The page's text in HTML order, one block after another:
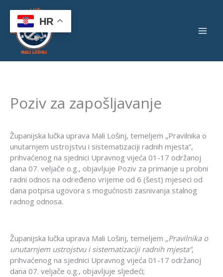
content
Poziv za zapošljavanje
Županijska lučka uprava Mali Lošinj, temeljem „Pravilnika o
unutarnjem ustrojstvu i sistematizaciji radnih mjesta“,
prihvaćenog na sjednici Upravnog vijeća 01-17 održanoj
dana 07. veljače o.g., objavljuje Poziv za primanje u probni
radni odnos na određeno vrijeme od 6 (šest) mjeseci od
dana potpisa ugovora s mogućnosti zasnivanja stalnog
radnog odnosa.
Županijska lučka uprava Mali Lošinj, temeljem „Pravilnika o
unutarnjem ustrojstvu i sistematizaciji radnih mjesta“,
prihvaćenog na sjednici Upravnog vijeća 01-17 održanoj
dana 07. veljače o.g., objavljuje sljedeći;
HR